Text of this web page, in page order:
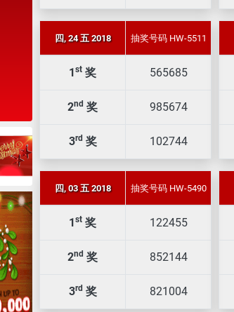
四, 24 五 2018 抽奖号码 HW-5511
1 st 奖 565685
2nd 奖 985674
3rd 奖 102744
四, 03 五 2018 抽奖号码 HW-5490
1 st 奖 122455
2nd 奖 852144
3rd 奖 821004